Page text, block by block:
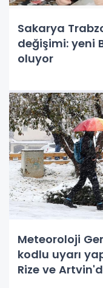
Sakarya
değişimi: yeni
oluyor
Meteoroloji
kodlu uyarı
Rize ve